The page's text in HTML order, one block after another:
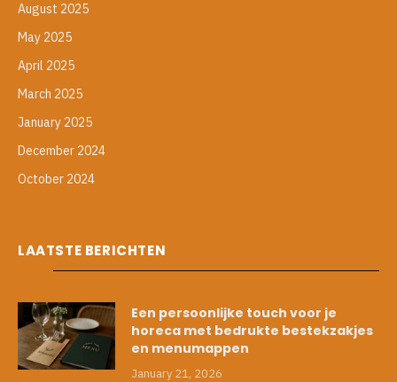
August 2025
May 2025
April 2025
March 2025
January 2025
December 2024
October 2024
LAATSTE BERICHTEN
Een persoonlijke touch voor je
horeca met bedrukte bestekzakjes
en menumappen
January 21, 2026